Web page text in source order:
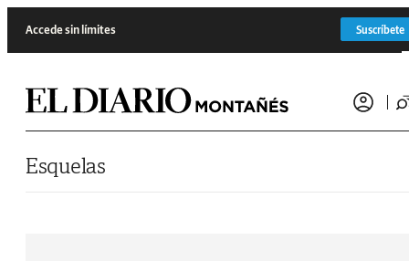
Accede sin límites Suscríbete
Esquelas